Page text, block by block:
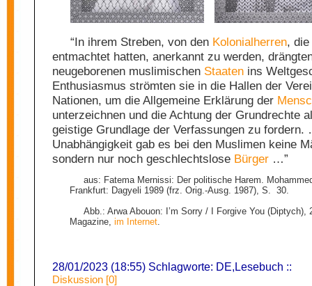
“In ihrem Streben, von den Kolonialherren,
entmachtet hatten, anerkannt zu werden,
neugeborenen muslimischen Staaten ins
Enthusiasmus strömten sie in die Hallen der
Nationen, um die Allgemeine Erklärung der
unterzeichnen und die Achtung der Grundrechte
geistige Grundlage der Verfassungen zu
Unabhängigkeit gab es bei den Muslimen keine
sondern nur noch geschlechtslose Bürger …”
aus: Fatema Mernissi: Der politische Harem.
Frankfurt: Dagyeli 1989 (frz. Orig.-Ausg. 1987), S. 30.
Abb.: Arwa Abouon: I’m Sorry / I Forgive You (Diptych),
Magazine, im Internet.
28/01/2023 (18:55) Schlagworte: DE,Lesebuch ::
Diskussion [0]